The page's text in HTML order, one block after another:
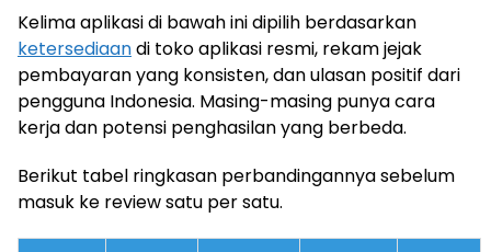
Kelima aplikasi di bawah ini dipilih berdasarkan
ketersediaandi toko aplikasi resmi, rekam jejak
pembayaran yang konsisten, dan ulasan positif dari
pengguna Indonesia. Masing-masing punya cara
kerja dan potensi penghasilan yang berbeda.
Berikut tabel ringkasan perbandingannya sebelum
masuk ke review satu per satu.